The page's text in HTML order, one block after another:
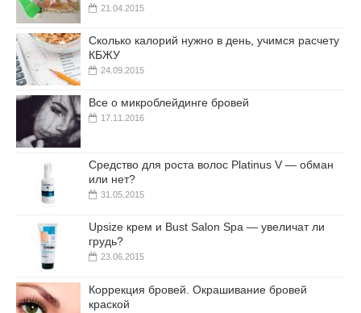
21.04.2015
Сколько калорий нужно в день, учимся расчету
КБЖУ
24.09.2015
Все о микроблейдинге бровей
17.11.2016
Средство для роста волос Platinus V — обман
или нет?
31.05.2015
Upsize крем и Bust Salon Spa — увеличат ли
грудь?
23.06.2015
Коррекция бровей. Окрашивание бровей
краской